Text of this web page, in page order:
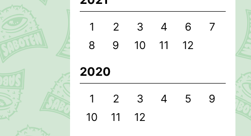
1 2 3 4 6
7
8
9 10 11 12
2020
1 2 3 4 5
9
10
11 12